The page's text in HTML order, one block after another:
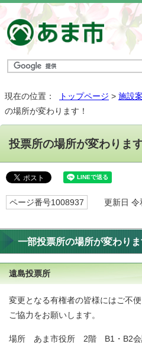
現在の位置： トップページ > 施設
の場所が変わります！
投票所の場所が変わりま
ページ番号1008937 更新日 令
一部投票所の場所が変わり
遠島投票所
変更となる有権者の皆様にはご不
ご協力をお願いします。
場所 あま市役所 2階 B1・B2会